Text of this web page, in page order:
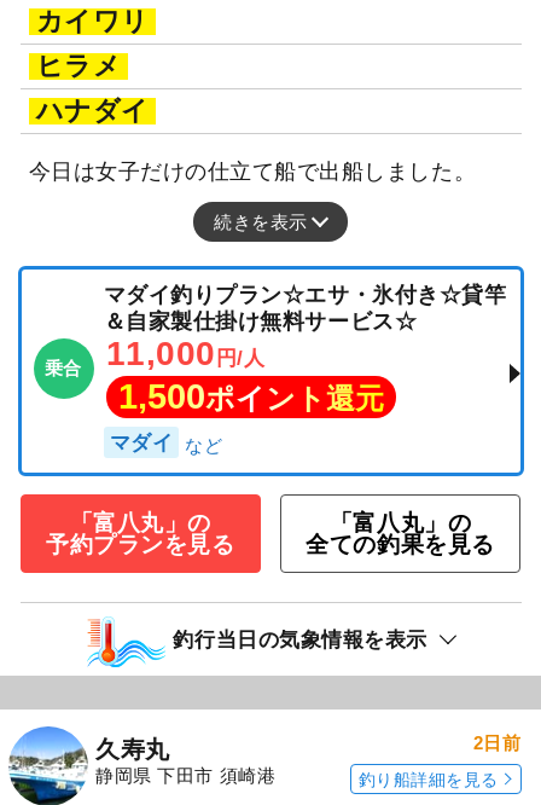
カイワリ
ヒラメ
ハナダイ
今日は女子だけの仕立て船で出船しました。
続きを表示
乗合
マダイ釣りプラン☆エサ・氷付き☆貸竿
＆自家製仕掛け無料サービス☆
11,000 円/人
1,500ポイント還元
マダイ
「富八丸」の
予約プランを見る
「富八丸」の
全ての釣果を見る
釣行当日の気象情報を表示
久寿丸
静岡県 下田市 須崎港
2日前
釣り船詳細を見る